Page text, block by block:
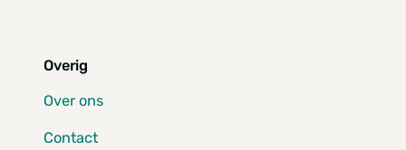
Overig
Over ons
Contact